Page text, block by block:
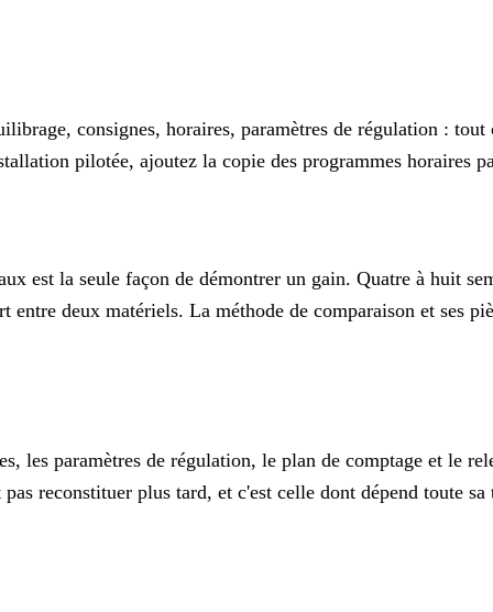
consignes, horaires, paramètres de régulation :
pilotée, ajoutez la copie des programmes horaires
est la seule façon de démontrer un gain. Quatre à huit
entre deux matériels. La méthode de comparaison et ses
les paramètres de régulation, le plan de comptage et le
reconstituer plus tard, et c'est celle dont dépend toute